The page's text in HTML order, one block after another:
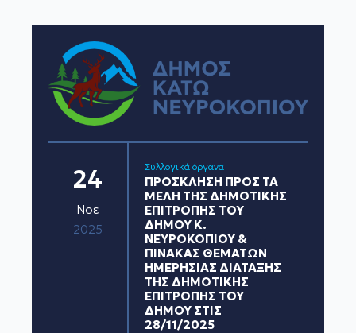
24
Νοε
2025
Συλλογικά όργανα
ΠΡΟΣΚΛΗΣΗ ΠΡΟΣ ΤΑ
ΜΕΛΗ ΤΗΣ ΔΗΜΟΤΙΚΗΣ
ΕΠΙΤΡΟΠΗΣ ΤΟΥ
ΔΗΜΟΥ Κ.
ΝΕΥΡΟΚΟΠΊΟΥ &
ΠΙΝΑΚΑΣ ΘΕΜΑΤΩΝ
ΗΜΕΡΗΣΙΑΣ ΔΙΑΤΑΞΗΣ
ΤΗΣ ΔΗΜΟΤΙΚΗΣ
ΕΠΙΤΡΟΠΗΣ ΤΟΥ
ΔΗΜΟΥ ΣΤΙΣ
28/11/2025